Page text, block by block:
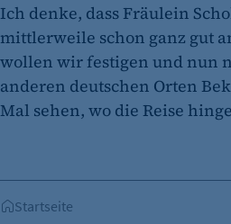
Ich denke, dass Fräulein
mittlerweile schon ganz gut
wollen wir festigen und nun
anderen deutschen Orten
Mal sehen, wo die Reise
Startseite